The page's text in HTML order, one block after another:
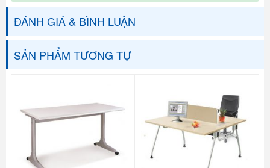
ĐÁNH GIÁ & BÌNH LUẬN
SẢN PHẨM TƯƠNG TỰ